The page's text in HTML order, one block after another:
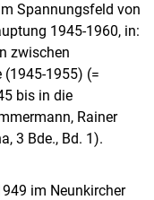
Spannungsfeld von
1945-1960, in:
zwischen
1955) (=
bis in die
Rainer
3 Bde., Bd. 1).
im Neunkircher